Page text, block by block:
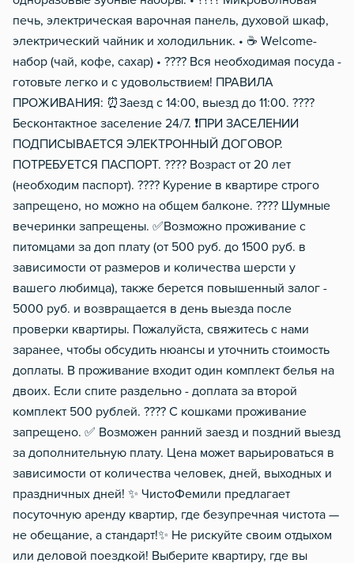
печь, электрическая варочная панель, духовой шкаф,
электрический чайник и холодильник. • ☕️ Wеlсоmе-
набор (чай, кофе, сахар) • ???? Вся необходимая посуда -
готовьте легко и с удовольствием! ПРАВИЛА
ПРОЖИВАНИЯ: ⏰Заезд с 14:00, выезд до 11:00. ????
Бесконтактное заселение 24/7. ❗ПРИ ЗАСЕЛЕНИИ
ПОДПИСЫВАЕТСЯ ЭЛЕКТРОННЫЙ ДОГОВОР.
ПОТРЕБУЕТСЯ ПАСПОРТ. ???? Возраст от 20 лет
(необходим паспорт). ???? Курение в квартире строго
запрещено, но можно на общем балконе. ???? Шумные
вечеринки запрещены. ✅Возможно проживание с
питомцами за доп плату (от 500 руб. до 1500 руб. в
зависимости от размеров и количества шерсти у
вашего любимца), также берется повышенный залог -
5000 руб. и возвращается в день выезда после
проверки квартиры. Пожалуйста, свяжитесь с нами
заранее, чтобы обсудить нюансы и уточнить стоимость
доплаты. В проживание входит один комплект белья на
двоих. Если спите раздельно - доплата за второй
комплект 500 рублей. ???? С кошками проживание
запрещено. ✅ Возможен ранний заезд и поздний выезд
за дополнительную плату. Цена может варьироваться в
зависимости от количества человек, дней, выходных и
праздничных дней! ✨ ЧистоФемили предлагает
посуточную аренду квартир, где безупречная чистота —
не обещание, а стандарт!✨ Не рискуйте своим отдыхом
или деловой поездкой! Выберите квартиру, где вы